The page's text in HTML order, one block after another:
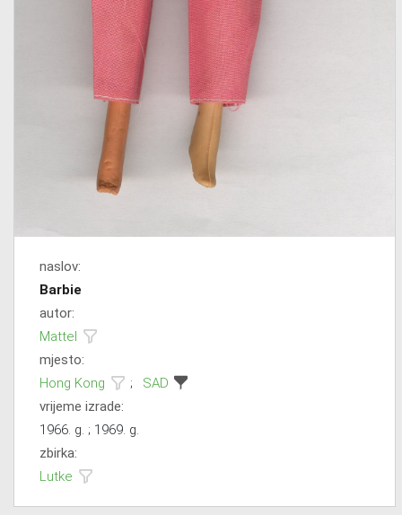
naslov:
Barbie
autor:
Mattel
mjesto:
Hong Kong
;
SAD
vrijeme izrade:
1966. g. ; 1969. g.
zbirka:
Lutke